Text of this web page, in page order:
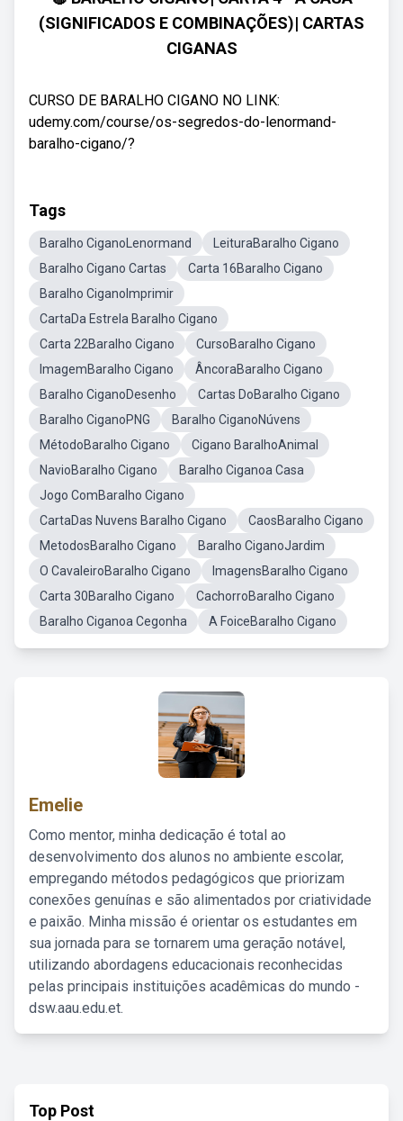
(SIGNIFICADOS E COMBINAÇÕES)| CARTAS
CIGANAS
CURSO DE BARALHO CIGANO NO LINK:
udemy.com/course/os-segredos-do-lenormand-
baralho-cigano/?
Tags
Baralho CiganoLenormand
LeituraBaralho Cigano
Baralho Cigano Cartas
Carta 16Baralho Cigano
Baralho CiganoImprimir
CartaDa Estrela Baralho Cigano
Carta 22Baralho Cigano
CursoBaralho Cigano
ImagemBaralho Cigano
ÂncoraBaralho Cigano
Baralho CiganoDesenho
Cartas DoBaralho Cigano
Baralho CiganoPNG
Baralho CiganoNúvens
MétodoBaralho Cigano
Cigano BaralhoAnimal
NavioBaralho Cigano
Baralho Ciganoa Casa
Jogo ComBaralho Cigano
CartaDas Nuvens Baralho Cigano
CaosBaralho Cigano
MetodosBaralho Cigano
Baralho CiganoJardim
O CavaleiroBaralho Cigano
ImagensBaralho Cigano
Carta 30Baralho Cigano
CachorroBaralho Cigano
Baralho Ciganoa Cegonha
A FoiceBaralho Cigano
Emelie
Como mentor, minha dedicação é total ao
desenvolvimento dos alunos no ambiente escolar,
empregando métodos pedagógicos que priorizam
conexões genuínas e são alimentados por criatividade
e paixão. Minha missão é orientar os estudantes em
sua jornada para se tornarem uma geração notável,
utilizando abordagens educacionais reconhecidas
pelas principais instituições acadêmicas do mundo -
dsw.aau.edu.et.
Top Post